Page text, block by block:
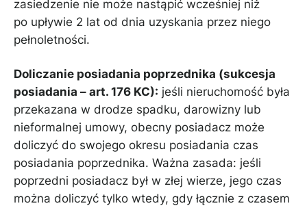
zasiedzenie nie może nastąpić wcześniej niż
po upływie 2 lat od dnia uzyskania przez niego
pełnoletności.
Doliczanie posiadania poprzednika (sukcesja
posiadania – art. 176 KC): jeśli nieruchomość była
przekazana w drodze spadku, darowizny lub
nieformalnej umowy, obecny posiadacz może
doliczyć do swojego okresu posiadania czas
posiadania poprzednika. Ważna zasada: jeśli
poprzedni posiadacz był w złej wierze, jego czas
można doliczyć tylko wtedy, gdy łącznie z czasem